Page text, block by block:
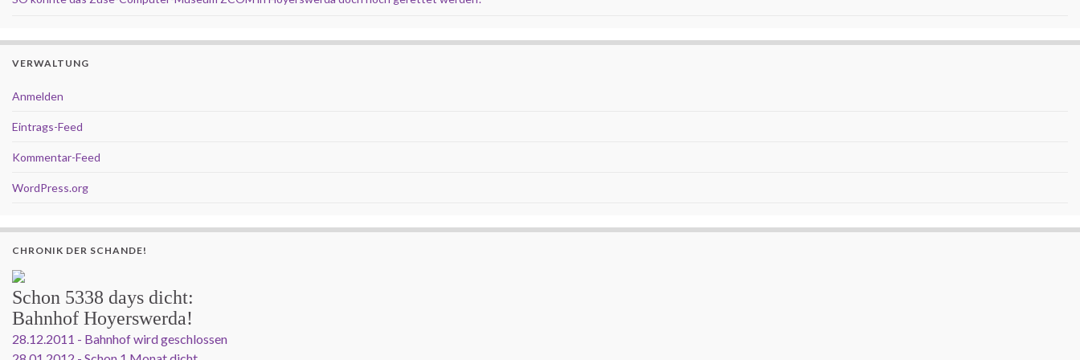
VERWALTUNG
Anmelden
Eintrags-Feed
Kommentar-Feed
WordPress.org
CHRONIK DER SCHANDE!
Schon 5338 days dicht:
Bahnhof Hoyerswerda!
28.12.2011 - Bahnhof wird geschlossen